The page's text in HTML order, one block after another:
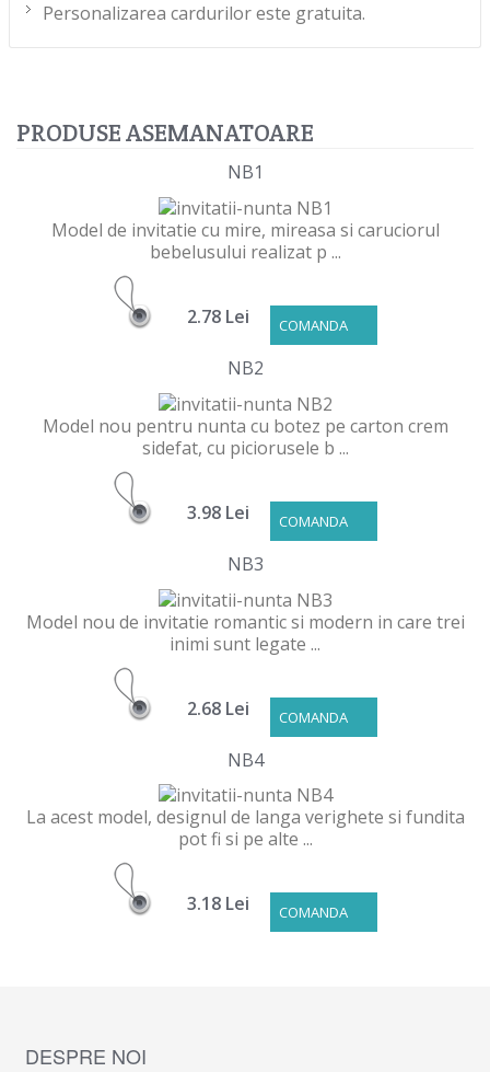
Personalizarea cardurilor este gratuita.
PRODUSE ASEMANATOARE
NB1
Model de invitatie cu mire, mireasa si caruciorul
bebelusului realizat p ...
COMANDA
2.78 Lei
NB2
Model nou pentru nunta cu botez pe carton crem
sidefat, cu piciorusele b ...
COMANDA
3.98 Lei
NB3
Model nou de invitatie romantic si modern in care trei
inimi sunt legate ...
COMANDA
2.68 Lei
NB4
La acest model, designul de langa verighete si fundita
pot fi si pe alte ...
COMANDA
3.18 Lei
DESPRE NOI